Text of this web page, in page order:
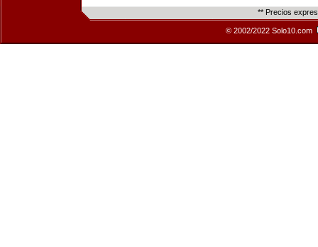
** Precios
© 2002/2022 Solo10.com